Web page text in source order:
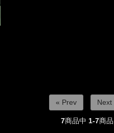
« Prev Next
7商品中 1-7商品